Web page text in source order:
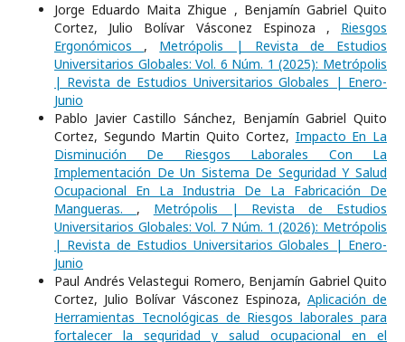
Jorge Eduardo Maita Zhigue , Benjamín Gabriel Quito
Cortez, Julio Bolívar Vásconez Espinoza , Riesgos
Ergonómicos , Metrópolis | Revista de Estudios
Universitarios Globales: Vol. 6 Núm. 1 (2025): Metrópolis
| Revista de Estudios Universitarios Globales | Enero-
Junio
Pablo Javier Castillo Sánchez, Benjamín Gabriel Quito
Cortez, Segundo Martin Quito Cortez, Impacto En La
Disminución De Riesgos Laborales Con La
Implementación De Un Sistema De Seguridad Y Salud
Ocupacional En La Industria De La Fabricación De
Mangueras. , Metrópolis | Revista de Estudios
Universitarios Globales: Vol. 7 Núm. 1 (2026): Metrópolis
| Revista de Estudios Universitarios Globales | Enero-
Junio
Paul Andrés Velastegui Romero, Benjamín Gabriel Quito
Cortez, Julio Bolívar Vásconez Espinoza, Aplicación de
Herramientas Tecnológicas de Riesgos laborales para
fortalecer la seguridad y salud ocupacional en el